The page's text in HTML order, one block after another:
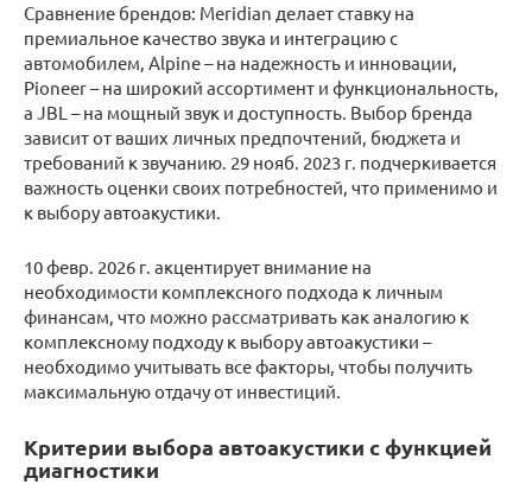
Сравнение брендов: Meridian делает ставку на
премиальное качество звука и интеграцию с
автомобилем, Alpine – на надежность и инновации,
Pioneer – на широкий ассортимент и функциональность,
а JBL – на мощный звук и доступность. Выбор бренда
зависит от ваших личных предпочтений, бюджета и
требований к звучанию. 29 нояб. 2023 г. подчеркивается
важность оценки своих потребностей, что применимо и
к выбору автоакустики.
10 февр. 2026 г. акцентирует внимание на
необходимости комплексного подхода к личным
финансам, что можно рассматривать как аналогию к
комплексному подходу к выбору автоакустики –
необходимо учитывать все факторы, чтобы получить
максимальную отдачу от инвестиций.
Критерии выбора автоакустики с функцией
диагностики